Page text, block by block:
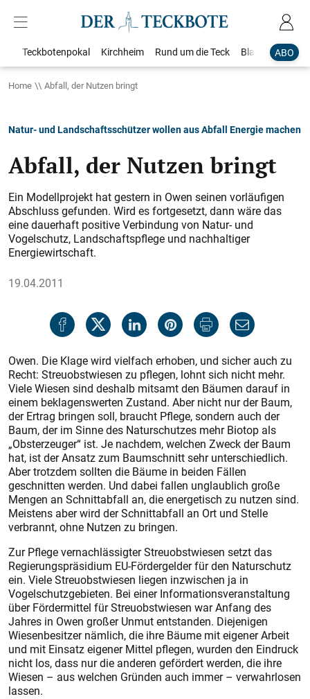
ABO
Teckbotenpokal Kirchheim Rund um die Teck Blaulicht
Home Abfall, der Nutzen bringt
Natur- und Landschaftsschützer wollen aus Abfall Energie machen
Abfall, der Nutzen bringt
Ein Modellprojekt hat gestern in Owen seinen vorläufigen
Abschluss gefunden. Wird es fortgesetzt, dann wäre das
eine dauerhaft positive Verbindung von Natur- und
Vogelschutz, Landschaftspflege und nachhaltiger
Energiewirtschaft.
19.04.2011
Owen. Die Klage wird vielfach erhoben, und sicher auch zu
Recht: Streuobstwiesen zu pflegen, lohnt sich nicht mehr.
Viele Wiesen sind deshalb mitsamt den Bäumen darauf in
einem beklagenswerten Zustand. Aber nicht nur der Baum,
der Ertrag bringen soll, braucht Pflege, sondern auch der
Baum, der im Sinne des Naturschutzes mehr Biotop als
„Obsterzeuger“ ist. Je nachdem, welchen Zweck der Baum
hat, ist der Ansatz zum Baumschnitt sehr unterschiedlich.
Aber trotzdem sollten die Bäume in beiden Fällen
geschnitten werden. Und dabei fallen unglaublich große
Mengen an Schnittabfall an, die energetisch zu nutzen sind.
Meistens aber wird der Schnittabfall an Ort und Stelle
verbrannt, ohne Nutzen zu bringen.
Zur Pflege vernachlässigter Streuobstwiesen setzt das
Regierungspräsidium EU-Fördergelder für den Naturschutz
ein. Viele Streuobstwiesen liegen inzwischen ja in
Vogelschutzgebieten. Bei einer Informationsveranstaltung
über Fördermittel für Streuobstwiesen war Anfang des
Jahres in Owen großer Unmut entstanden. Diejenigen
Wiesenbesitzer nämlich, die ihre Bäume mit eigener Arbeit
und mit Einsatz eigener Mittel pflegen, wurden den Eindruck
nicht los, dass nur die anderen gefördert werden, die ihre
Wiesen – aus welchen Gründen auch immer – verwahrlosen
lassen.